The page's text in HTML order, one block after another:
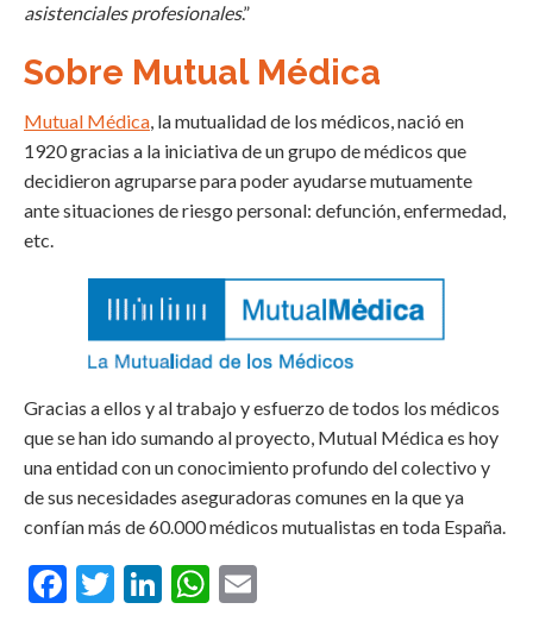
asistenciales profesionales.”
Sobre Mutual Médica
Mutual Médica, la mutualidad de los médicos, nació en
1920 gracias a la iniciativa de un grupo de médicos que
decidieron agruparse para poder ayudarse mutuamente
ante situaciones de riesgo personal: defunción, enfermedad,
etc.
Gracias a ellos y al trabajo y esfuerzo de todos los médicos
que se han ido sumando al proyecto, Mutual Médica es hoy
una entidad con un conocimiento profundo del colectivo y
de sus necesidades aseguradoras comunes en la que ya
confían más de 60.000 médicos mutualistas en toda España.
Facebook
Twitter
LinkedIn
WhatsApp